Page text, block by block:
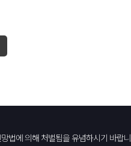
법에 의해 처벌됨을 유념하시기 바랍